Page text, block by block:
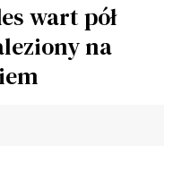
wart pół
na